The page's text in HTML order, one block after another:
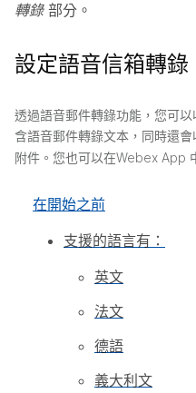
轉錄部分。
設定語音信箱轉錄
透過語音郵件轉錄功能，您可
含語音郵件轉錄文本，同時還
附件。您也可以在Webex App
在開始之前
支援的語言有：
英文
法文
德語
義大利文